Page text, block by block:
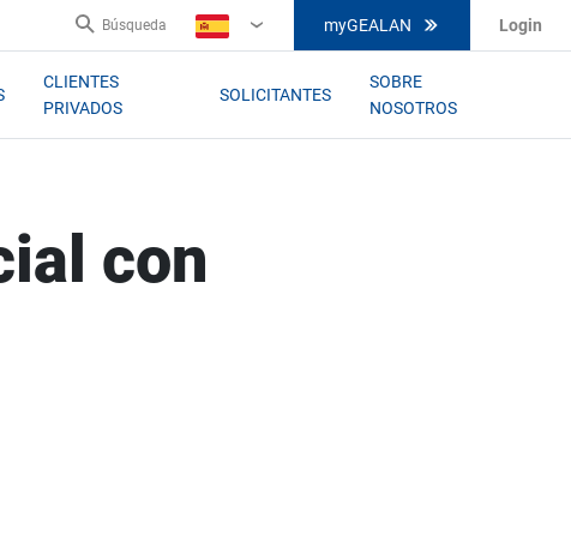
Búsqueda
ES
myGEALAN Login
CLIENTES
PRIVADOS
SOLICITANTES
SOBRE
NOSOTROS
con